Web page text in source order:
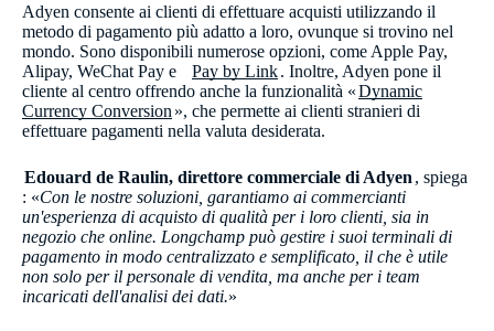
Adyen consente ai clienti di effettuare acquisti utilizzando il
metodo di pagamento più adatto a loro, ovunque si trovino nel
mondo. Sono disponibili numerose opzioni, come Apple Pay,
Alipay, WeChat Pay e
Pay by Link. Inoltre, Adyen pone il
cliente al centro offrendo anche la funzionalità «Dynamic
Currency Conversion », che permette ai clienti stranieri di
effettuare pagamenti nella valuta desiderata.​
Edouard de Raulin, direttore commerciale di Adyen ​, spiega
: «Con le nostre soluzioni, garantiamo ai commercianti
un'esperienza di acquisto di qualità per i loro clienti, sia in
negozio che online. Longchamp può gestire i suoi terminali di
pagamento in modo centralizzato e semplificato, il che è utile
non solo per il personale di vendita, ma anche per i team
incaricati dell'analisi dei dati.»